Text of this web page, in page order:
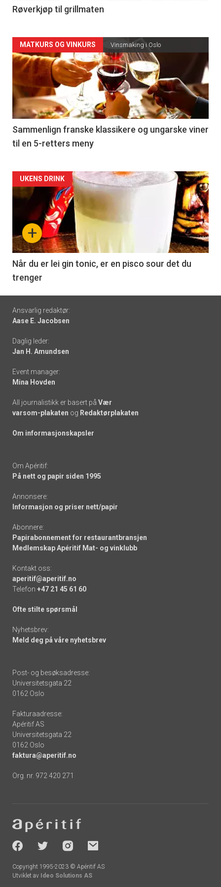
4
Røverkjøp til grillmaten
Forsiden
akkurat
nå
-
5
MATKURS OG VINKURS Vinsmaking i Oslo
Sammenlign franske klassikere og ungarske viner
til en 5-retters meny
Forsiden
akkurat
nå
-
6
+
UKENS DRINK
Når du er lei gin tonic, er en pisco sour det du
trenger
Footer
-
links
Ansvarlig redaktør:
Aase E. Jacobsen
Daglig leder:
Jan H. Amundsen
Event manager:
Mina Hovden
All journalistikk er basert på Vær
varsom-plakaten og Redaktørplakaten
Om informasjonskapsler
Om Apéritif:
På nett og papir siden 1995
Annonsere:
Informasjon og priser nett/papir
Abonnere:
Papirabonnement for restaurantbransjen
Medlemskap Apéritif Mat- og vinklubb
Kontakt oss:
aperitif@aperitif.no
Telefon +47 21 45 61 60
Ofte stilte spørsmål
Nyhetsbrev:
Meld deg på våre nyhetsbrev
Post- og besøksadresse:
Universitetsgata 22
0162 Oslo
Fakturaadresse:
Apéritif AS
Universitetsgata 22
0162 Oslo
faktura@aperitif.no
Org. nr. 972 420 271
-
socials
Copyright 1995-2023 © Apéritif AS
Utviklet av Ideo Solutions AS